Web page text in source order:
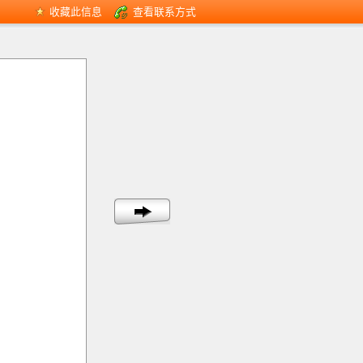
查看联系方式
收藏此信息